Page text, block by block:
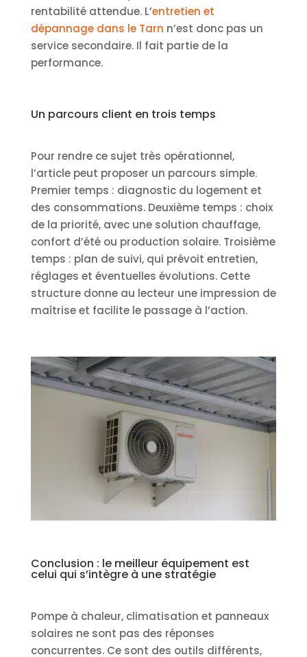
rentabilité attendue. L’entretien et
dépannage dans le Tarn n’est donc pas un
service secondaire. Il fait partie de la
performance.
Un parcours client en trois temps
Pour rendre ce sujet très opérationnel,
l’article peut proposer un parcours simple.
Premier temps : diagnostic du logement et
des consommations. Deuxième temps : choix
de la priorité, avec une solution chauffage,
confort d’été ou production solaire. Troisième
temps : plan de suivi, qui prévoit entretien,
réglages et éventuelles évolutions. Cette
structure donne au lecteur une impression de
maîtrise et facilite le passage à l’action.
Conclusion : le meilleur équipement est
celui qui s’intègre à une stratégie
Pompe à chaleur, climatisation et panneaux
solaires ne sont pas des réponses
concurrentes. Ce sont des outils différents,